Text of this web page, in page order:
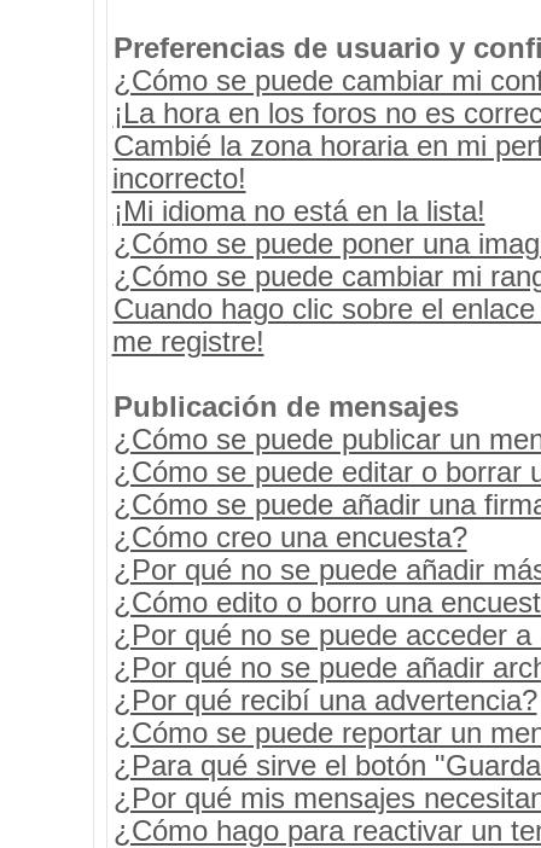
Preferencias de usuario y
¿Cómo se puede cambiar mi
¡La hora en los foros no es
Cambié la zona horaria en mi
incorrecto!
¡Mi idioma no está en la lista!
¿Cómo se puede poner una
¿Cómo se puede cambiar mi
Cuando hago clic sobre el
me registre!
Publicación de mensajes
¿Cómo se puede publicar un
¿Cómo se puede editar o borrar
¿Cómo se puede añadir una
¿Cómo creo una encuesta?
¿Por qué no se puede añadir
¿Cómo edito o borro una
¿Por qué no se puede acceder a
¿Por qué no se puede añadir
¿Por qué recibí una advertencia?
¿Cómo se puede reportar un
¿Para qué sirve el botón
¿Por qué mis mensajes
¿Cómo hago para reactivar un